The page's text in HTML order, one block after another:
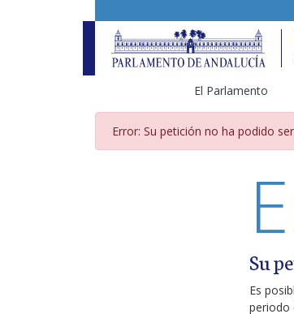
El Parlamento
Página de error
Error: Su petición no ha podido
Su
Es
periodo